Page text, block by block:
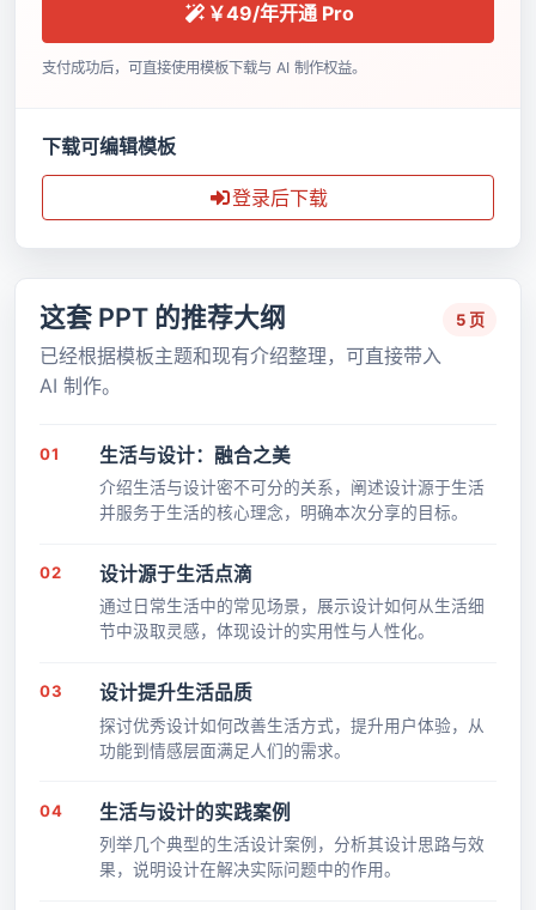
￥49/年开通 Pro
支付成功后，可直接使用模板下载与 AI 制作权益。
下载可编辑模板
登录后下载
这套 PPT 的推荐大纲
已经根据模板主题和现有介绍整理，可直接带入
AI 制作。
5 页
01 生活与设计：融合之美
介绍生活与设计密不可分的关系，阐述设计源于生活
并服务于生活的核心理念，明确本次分享的目标。
02 设计源于生活点滴
通过日常生活中的常见场景，展示设计如何从生活细
节中汲取灵感，体现设计的实用性与人性化。
03 设计提升生活品质
探讨优秀设计如何改善生活方式，提升用户体验，从
功能到情感层面满足人们的需求。
04 生活与设计的实践案例
列举几个典型的生活设计案例，分析其设计思路与效
果，说明设计在解决实际问题中的作用。